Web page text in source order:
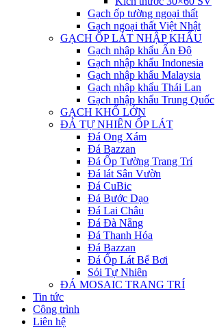
Gạch ốp tường ngoại thất
Gạch ngoại thất Việt Nhật
GẠCH ỐP LÁT NHẬP KHẨU
Gạch nhập khẩu Ấn Độ
Gạch nhập khẩu Indonesia
Gạch nhập khẩu Malaysia
Gạch nhập khẩu Thái Lan
Gạch nhập khẩu Trung Quốc
GẠCH KHỔ LỚN
ĐÁ TỰ NHIÊN ỐP LÁT
Đá Ong Xám
Đá Bazzan
Đá Ốp Tường Trang Trí
Đá lát Sân Vườn
Đá CuBic
Đá Bước Dạo
Đá Lai Châu
Đá Đà Nẵng
Đá Thanh Hóa
Đá Bazzan
Đá Ốp Lát Bể Bơi
Sỏi Tự Nhiên
ĐÁ MOSAIC TRANG TRÍ
Tin tức
Công trình
Liên hệ